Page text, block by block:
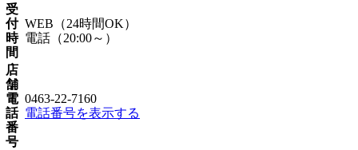
受
付
時
間
WEB（24時間OK）
電話（20:00～）
店
舗
電
話
番
号
0463-22-7160
電話番号を表示する